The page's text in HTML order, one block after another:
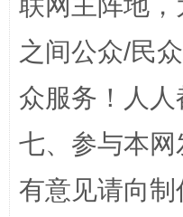
之间公众/民
众服务！人人
七、参与本
有意见请向